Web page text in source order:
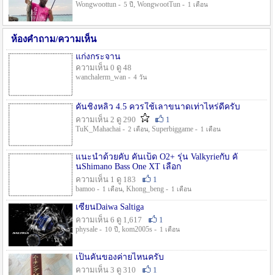
Wongwoottun - 5 ปี , WongwootTun - 1 เดือน
ห้องคำถาม/ความเห็น
แก่งกระจาน
ความเห็น 0 ดู 48
wanchalerm_wan - 4 วัน
คันชิงหลิว 4.5 ควรใช้เลาขนาดเท่าไหร่ดีครับ
ความเห็น 2 ดู 290
1
TuK_Mahachai - 2 เดือน, Superbiggame - 1 เดือน
แนะนำด้วยคับ คันเบ็ด O2+ รุ่น Valkyrieกับ คั
นShimano Bass One XT เลือก
ความเห็น 1 ดู 183
1
bamoo - 1 เดือน, Khong_beng - 1 เดือน
เซียนDaiwa Saltiga
ความเห็น 6 ดู 1,617
1
physale - 10 ปี , kom2005s - 1 เดือน
เป็นคันของค่ายไหนครับ
ความเห็น 3 ดู 310
1